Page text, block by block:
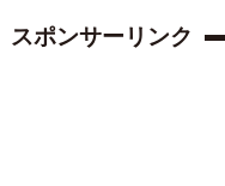
スポンサーリンク